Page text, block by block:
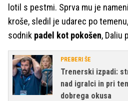
lotil s pestmi. Sprva mu je
kroše, sledil je udarec po
sodnik padel kot pokošen, Daliu
PREBERI ŠE
Trenerski izpadi:
nad igralci in pri
dobrega okusa